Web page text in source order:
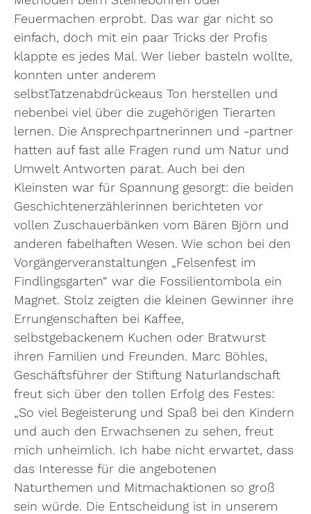
Feuermachen erprobt. Das war gar nicht so
einfach, doch mit ein paar Tricks der Profis
klappte es jedes Mal. Wer lieber basteln wollte,
konnten unter anderem
selbstTatzenabdrückeaus Ton herstellen und
nebenbei viel über die zugehörigen Tierarten
lernen. Die Ansprechpartnerinnen und -partner
hatten auf fast alle Fragen rund um Natur und
Umwelt Antworten parat. Auch bei den
Kleinsten war für Spannung gesorgt: die beiden
Geschichtenerzählerinnen berichteten vor
vollen Zuschauerbänken vom Bären Björn und
anderen fabelhaften Wesen. Wie schon bei den
Vorgängerveranstaltungen „Felsenfest im
Findlingsgarten“ war die Fossilientombola ein
Magnet. Stolz zeigten die kleinen Gewinner ihre
Errungenschaften bei Kaffee,
selbstgebackenem Kuchen oder Bratwurst
ihren Familien und Freunden. Marc Böhles,
Geschäftsführer der Stiftung Naturlandschaft
freut sich über den tollen Erfolg des Festes:
„So viel Begeisterung und Spaß bei den Kindern
und auch den Erwachsenen zu sehen, freut
mich unheimlich. Ich habe nicht erwartet, dass
das Interesse für die angebotenen
Naturthemen und Mitmachaktionen so groß
sein würde. Die Entscheidung ist in unserem